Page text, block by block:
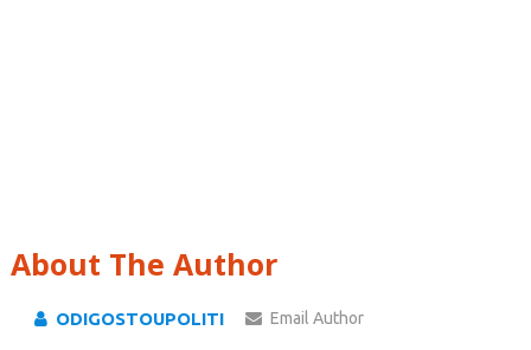
About The Author
ODIGOSTOUPOLITI Email Author